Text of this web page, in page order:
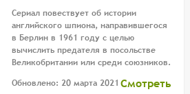
Сериал повествует об истории
английского шпиона, направившегося
в Берлин в 1961 году с целью
вычислить предателя в посольстве
Великобритании или среди союзников.
Обновлено: 20 марта 2021 Смотреть